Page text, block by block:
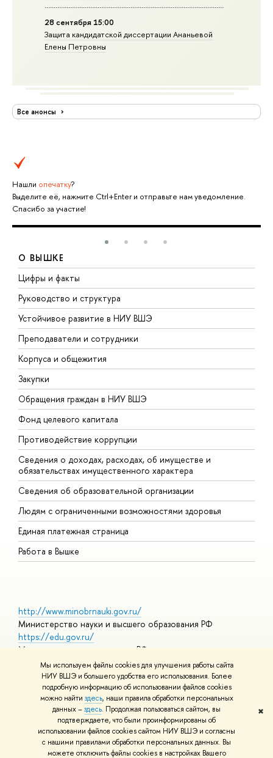
Мы используем файлы cookies для улучшения работы сайта
НИУ ВШЭ и большего удобства его использования. Более
подробную информацию об использовании файлов cookies
можно найти здесь, наши правила обработки персональных
данных –здесь. Продолжая пользоваться сайтом, вы
подтверждаете, что были проинформированы об
использовании файлов cookies сайтом НИУ ВШЭ и согласны
с нашими правилами обработки персональных данных. Вы
можете отключить файлы cookies в настройках Вашего
✖
28 сентября 15:00
Защита кандидатской диссертации Ананьевой
Елены Петровны
Все анонсы
Нашли опечатку?
Выделите её, нажмите Ctrl+Enter и отправьте нам уведомление.
Спасибо за участие!
О ВЫШКЕ
Цифры и факты
Руководство и структура
Устойчивое развитие в НИУ ВШЭ
Преподаватели и сотрудники
Корпуса и общежития
Закупки
Обращения граждан в НИУ ВШЭ
Фонд целевого капитала
Противодействие коррупции
Сведения о доходах, расходах, об имуществе и
обязательствах имущественного характера
Сведения об образовательной организации
Людям с ограниченными возможностями здоровья
Единая платежная страница
Работа в Вышке
http://www.minobrnauki.gov.ru/
Министерство науки и высшего образования РФ
https://edu.gov.ru/
Министерство просвещения РФ
https://elearning.hse.ru/mooc
Массовые открытые онлайн-курсы
© НИУ ВШЭ 1993–2026 Адреса и контактыУсловия
использования материалов Политика конфиденциальности
Шрифты HSE Sans и HSE Slab разработаны вШколе дизайна НИУ